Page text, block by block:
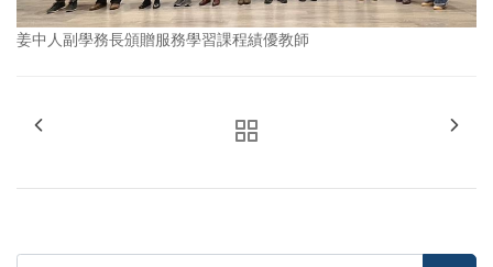
姜中人副學務長頒贈服務學習課程績優教師